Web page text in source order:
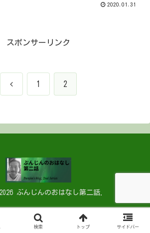
2020.01.31
スポンサーリンク
前 1 2
ぶんじんのおはなし第二話.
検索 トップ サイドバー